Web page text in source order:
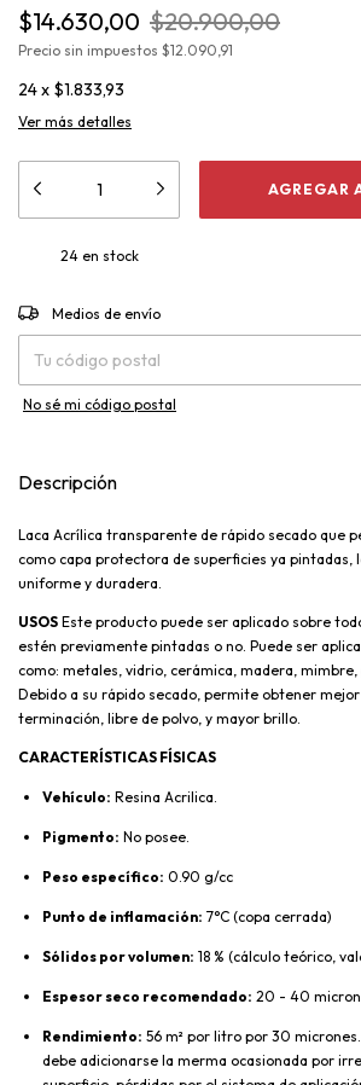
$14.630,00 $20.900,00
Precio sin impuestos $12.090,91
24x $1.833,93
Ver más detalles
24en stock
Entregas para el CP:
Medios de envío
No sé mi código postal
Descripción
Laca Acrílica transparente de rápido secado que
como capa protectora de superficies ya pintadas,
uniforme y duradera.
USOS Este producto puede ser aplicado sobre
estén previamente pintadas o no. Puede ser
como: metales, vidrio, cerámica, madera,
Debido a su rápido secado, permite obtener
terminación, libre de polvo, y mayor brillo.
CARACTERÍSTICAS FÍSICAS
Vehículo: Resina Acrilica.
Pigmento: No posee.
Peso específico: 0.90 g/cc
Punto de inflamación: 7°C (copa cerrada)
Sólidos por volumen: 18 % (cálculo teórico,
Espesor seco recomendado: 20 - 40
Rendimiento: 56 m² por litro por 30
debe adicionarse la merma ocasionada por